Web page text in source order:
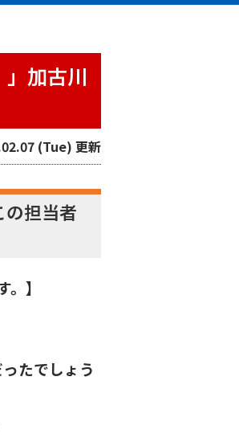
」加古川
(Tue) 更新
の担当者
】
たでしょう